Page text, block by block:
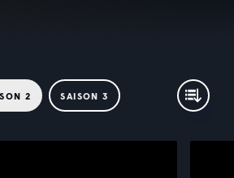
2 SAISON 3